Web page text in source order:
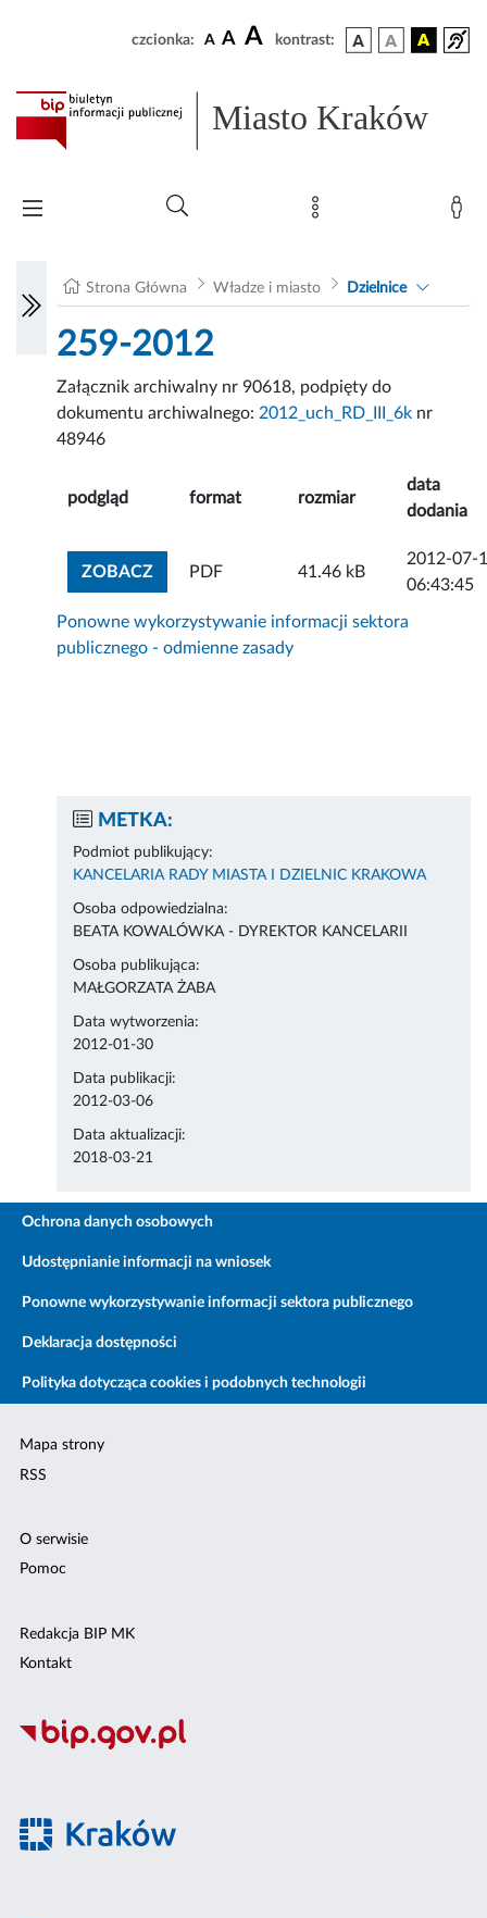
czcionka: A A A kontrast:
Miasto Kraków
Strona Główna Władze i miasto Dzielnice
259-2012
Załącznik archiwalny nr 90618, podpięty do
dokumentu archiwalnego: 2012_uch_RD_III_6k nr
48946
podgląd format rozmiar
data
dodania
ZOBACZZOBACZ ZAŁĄCZNIK
PDF 41.46 kB
2012-07-
06:43:45
Ponowne wykorzystywanie informacji sektora
publicznego - odmienne zasady
METKA:
Podmiot publikujący:
KANCELARIA RADY MIASTA I DZIELNIC KRAKOWA
Osoba odpowiedzialna:
BEATA KOWALÓWKA - DYREKTOR KANCELARII
Osoba publikująca:
MAŁGORZATA ŻABA
Data wytworzenia:
2012-01-30
Data publikacji:
2012-03-06
Data aktualizacji:
2018-03-21
Ochrona danych osobowych
Udostępnianie informacji na wniosek
Ponowne wykorzystywanie informacji sektora publicznego
Deklaracja dostępności
Polityka dotycząca cookies i podobnych technologii
Mapa strony
RSS
O serwisie
Pomoc
Redakcja BIP MK
Kontakt